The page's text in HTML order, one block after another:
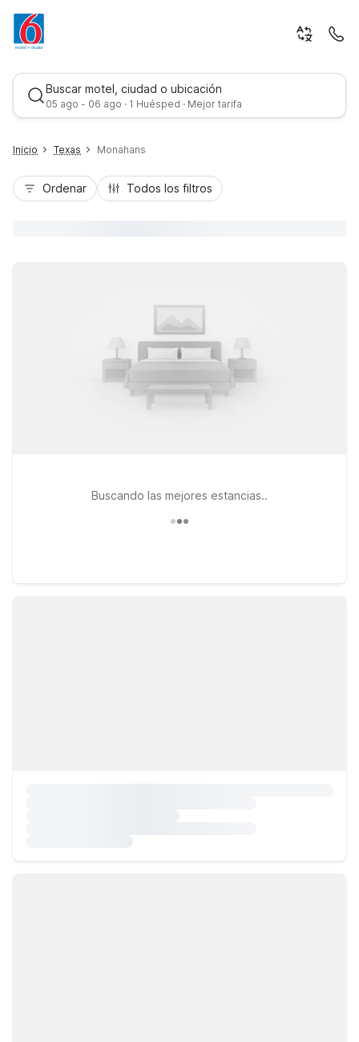
Buscar motel, ciudad o ubicación
05 ago - 06 ago · 1 Huésped · Mejor tarifa
Inicio Texas Monahans
Ordenar Todos los filtros
Buscando las mejores estancias..